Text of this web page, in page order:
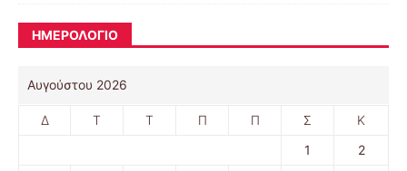
ΗΜΕΡΟΛΟΓΙΟ
Αυγούστου 2026
Δ Τ Τ Π Π Σ Κ
1
2